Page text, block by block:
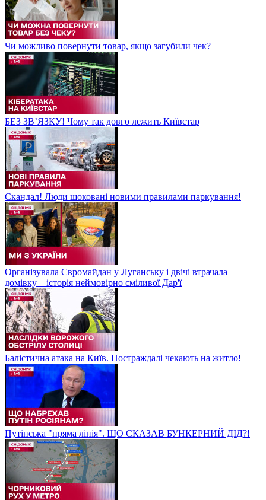
Чи можливо повернути товар, якщо загубили чек?
БЕЗ ЗВʼЯЗКУ! Чому так довго лежить Київстар
Скандал! Люди шоковані новими правилами паркування!
Організувала Євромайдан у Луганську і двічі втрачала
домівку – історія неймовірно сміливої Дар'ї
Балістична атака на Київ. Постраждалі чекають на житло!
Путінська "пряма лінія". ЩО СКАЗАВ БУНКЕРНИЙ ДІД?!